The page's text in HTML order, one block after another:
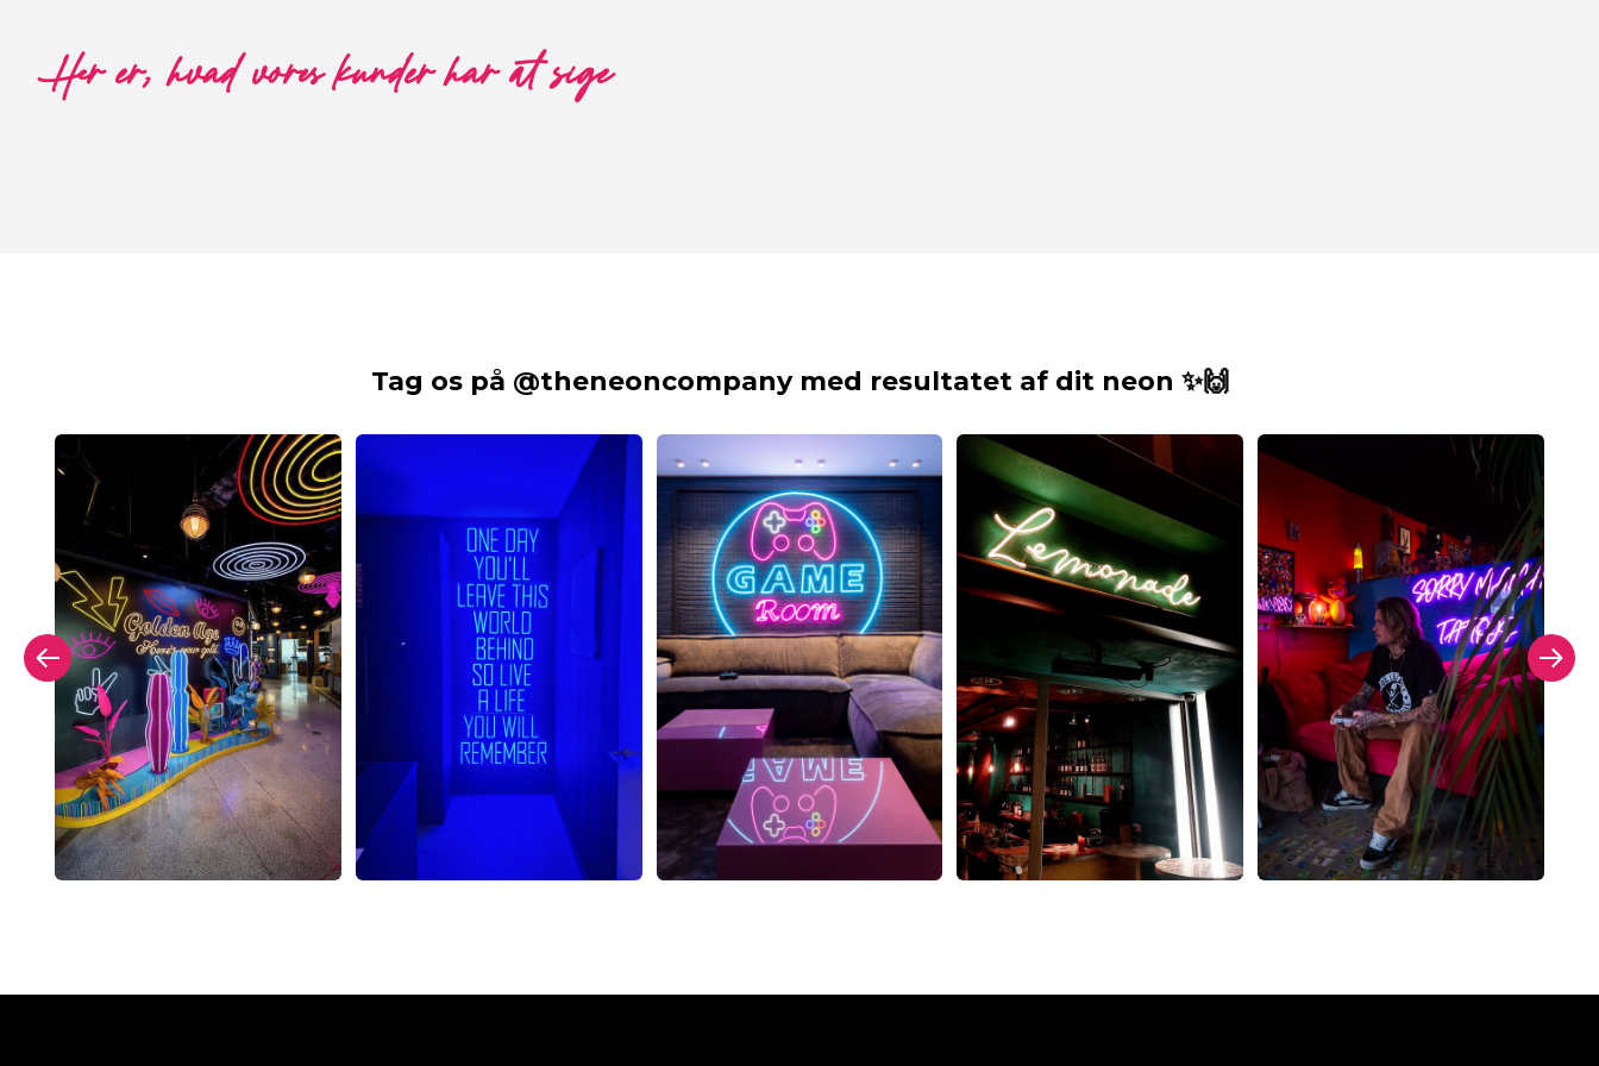
Her er, hvad vores kunder har at sige
Tag os på @theneoncompany med resultatet af dit neon ✨🙌